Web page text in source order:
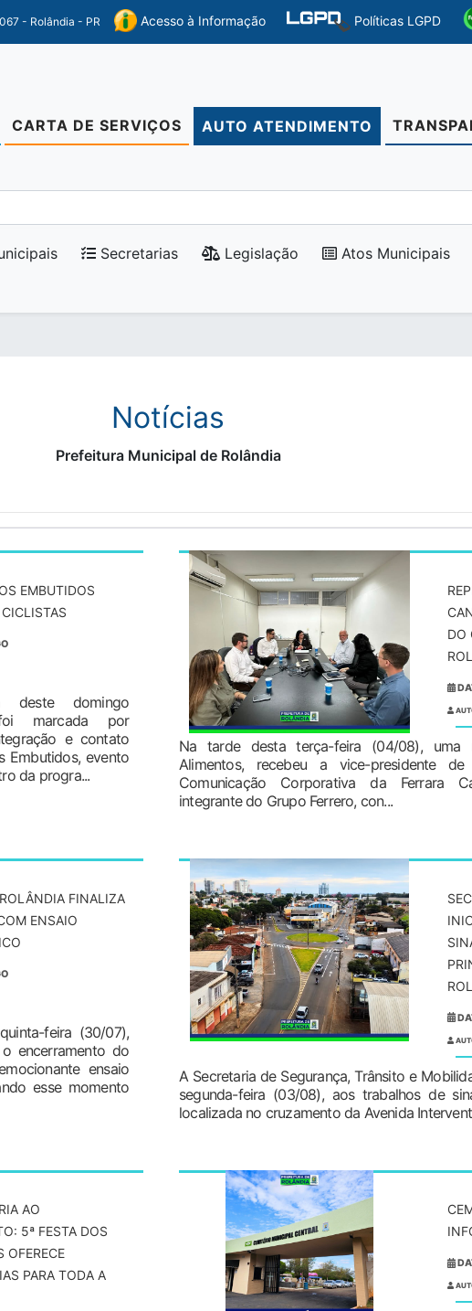
- Rolândia - PR Acesso à Informação Políticas LGPD
CARTA DE SERVIÇOS AUTO ATENDIMENTO
Secretarias Legislação Atos Municipais
Notícias
Prefeitura Municipal de Rolândia
EMBUTIDOS
deste domingo
marcada por
e contato
Embutidos, evento
da progra...
DO
Na tarde desta terça-feira (04/08), uma
Alimentos, recebeu a vice-presidente
Comunicação Corporativa da Ferrara
integrante do Grupo Ferrero, con...
FINALIZA
ENSAIO
feira (30/07),
encerramento do
ensaio
esse momento
A Secretaria de Segurança, Trânsito e
segunda-feira (03/08), aos trabalhos de
localizada no cruzamento da Avenida
AO
5ª FESTA DOS
OFERECE
PARA TODA A